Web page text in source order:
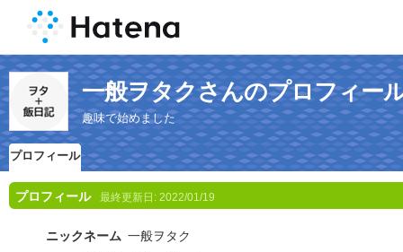
一般ヲタクさんのプロフィー
趣味で始めました
プロフィール
プロフィール 最終更新日: 2022/01/19
ニックネーム 一般ヲタク